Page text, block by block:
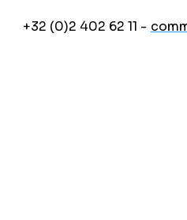
+32 (0)2 402 62 11 -